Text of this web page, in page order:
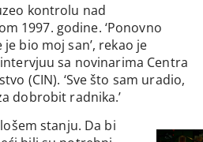
kontrolu nad
1997. godine. ‘Ponovno
bio moj san’, rekao je
sa novinarima Centra
(CIN). ‘Sve što sam uradio,
dobrobit radnika.’
stanju. Da bi